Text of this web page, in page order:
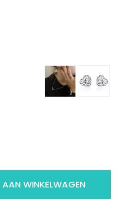
WINKELWAGEN